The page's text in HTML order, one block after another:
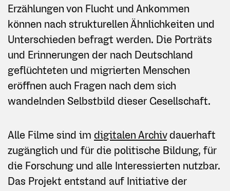
Erzählungen von Flucht und Ankommen
können nach strukturellen Ähnlichkeiten und
Unterschieden befragt werden. Die Porträts
und Erinnerungen der nach Deutschland
geflüchteten und migrierten Menschen
eröffnen auch Fragen nach dem sich
wandelnden Selbstbild dieser Gesellschaft.
Alle Filme sind im digitalen Archivdauerhaft
zugänglich und für die politische Bildung, für
die Forschung und alle Interessierten nutzbar.
Das Projekt entstand auf Initiative der